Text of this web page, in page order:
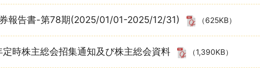
報告書-第78期(2025/01/01-2025/12/31) （625KB）
時株主総会招集通知及び株主総会資料 （1,390KB）